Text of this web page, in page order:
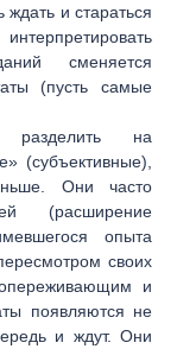
ждать и стараться
сменяется
(пусть самые
разделить на
(субъективные),
Они часто
(расширение
опыта
своих
и
появляются не
и ждут. Они